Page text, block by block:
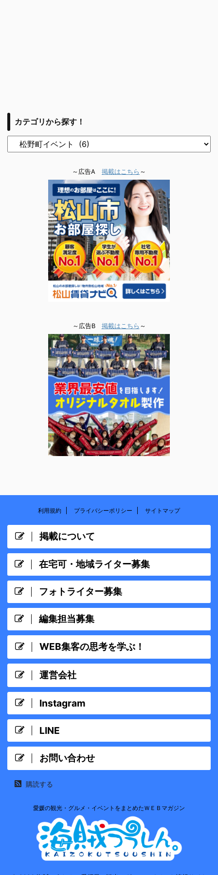
カテゴリから探す！
～広告A 掲載はこちら ～
～広告B 掲載はこちら ～
利用規約 プライバシーポリシー サイトマップ
掲載について
在宅可・地域ライター募集
フォトライター募集
編集担当募集
WEB集客の思考を学ぶ！
運営会社
Instagram
LINE
お問い合わせ
購読する
愛媛の観光・グルメ・イベントをまとめたＷＥＢマガジン